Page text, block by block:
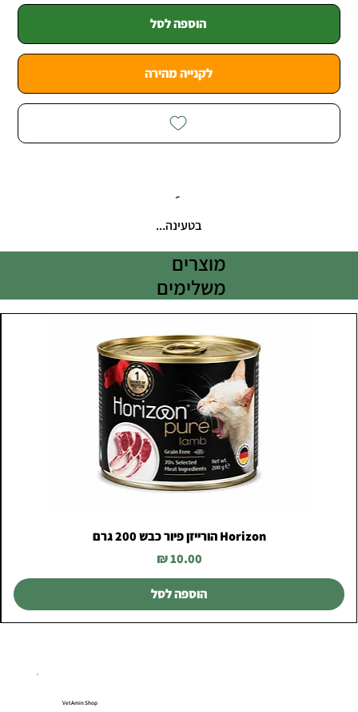
הוספה לסל
לקנייה מהירה
בטעינה...
מוצרים
משלימים
Horizon הורייזן פיור כבש 200 גרם
מחיר
הוספה לסל
VetAmin Shop